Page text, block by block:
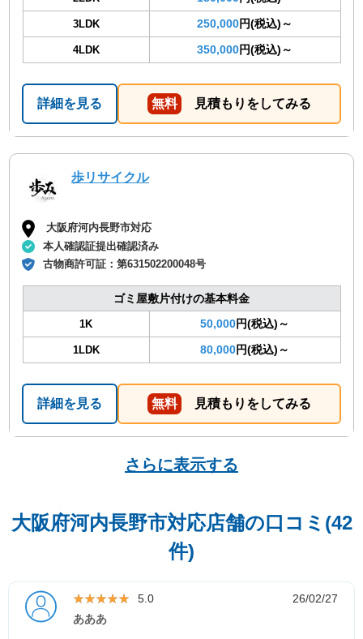
3LDK 250,000円(税込)～
4LDK 350,000円(税込)～
詳細を見る 無料 見積もりをしてみる
歩リサイクル
大阪府河内長野市対応
本人確認証提出確認済み
古物商許可証：第631502200048号
ゴミ屋敷片付けの基本料金
1K 50,000円(税込)～
1LDK 80,000円(税込)～
詳細を見る 無料 見積もりをしてみる
さらに表示する
大阪府河内長野市対応店舗の口コミ(42
件)
★★★★★
★★★★★ 5.0
26/02/27
あああ